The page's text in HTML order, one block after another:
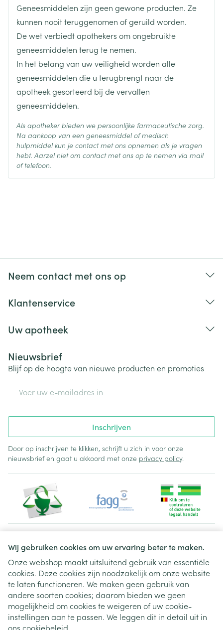
Wij gebruiken cookies om uw ervaring beter te maken.
Onze webshop maakt uitsluitend gebruik van essentiële
cookies. Deze cookies zijn noodzakelijk om onze website
te laten functioneren. We maken geen gebruik van
andere soorten cookies; daarom bieden we geen
mogelijkheid om cookies te weigeren of uw cookie-
instellingen aan te passen. We leggen dit in detail uit in
ons cookiebeleid
Diepte 17 mm
Hoeveelheid
Verpakking
4
Behoud Kamertemperatuur (15°C - 25°C)
Geneesmiddelen zijn geen gewone producten. Ze
kunnen nooit teruggenomen of geruild worden.
De wet verbiedt apothekers om ongebruikte
geneesmiddelen terug te nemen.
In het belang van uw veiligheid worden alle
geneesmiddelen die u terugbrengt naar de
apotheek gesorteerd bij de vervallen
geneesmiddelen.
Als apotheker bieden we persoonlijke farmaceutische zorg.
Na aankoop van een geneesmiddel of medisch
hulpmiddel kun je contact met ons opnemen als je vragen
hebt. Aarzel niet om contact met ons op te nemen via mail
of telefoon.
Neem contact met ons op
Klantenservice
Uw apotheek
Nieuwsbrief
Blijf op de hoogte van nieuwe producten en promoties
Inschrijven
Door op inschrijven te klikken, schrijft u zich in voor onze
nieuwsbrief en gaat u akkoord met onze privacy policy.
Juridische links